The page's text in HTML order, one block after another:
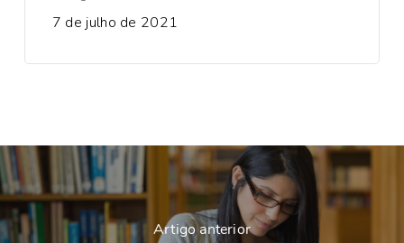
7 de julho de 2021
Artigo anterior